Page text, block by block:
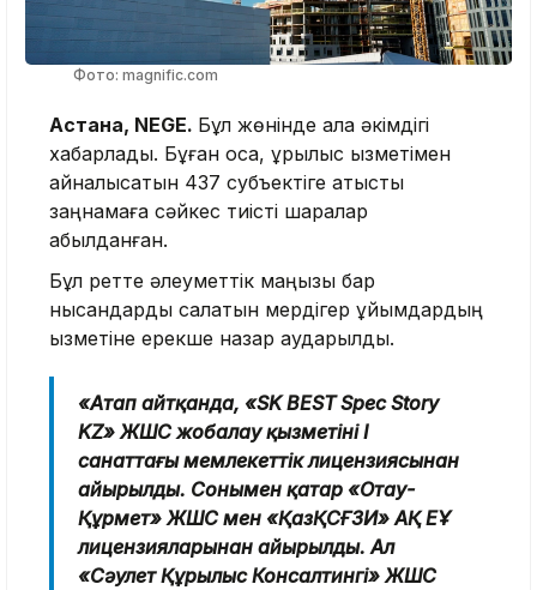
Фото: magnific.com
Астана, NEGE. Бұл жөнінде қала әкімдігі
хабарлады. Бұған қоса, құрылыс қызметімен
айналысатын 437 субъектіге қатысты
заңнамаға сәйкес тиісті шаралар
қабылданған.
Бұл ретте әлеуметтік маңызы бар
нысандарды салатын мердігер ұйымдардың
қызметіне ерекше назар аударылды.
«Атап айтқанда, «SK BEST Spec Story
KZ» ЖШС жобалау қызметінің І
санаттағы мемлекеттік лицензиясынан
айырылды. Сонымен қатар «Отау-
Құрмет» ЖШС мен «ҚазҚСҒЗИ» АҚ ЕҰ
лицензияларынан айырылды. Ал
«Сәулет Құрылыс Консалтингі» ЖШС